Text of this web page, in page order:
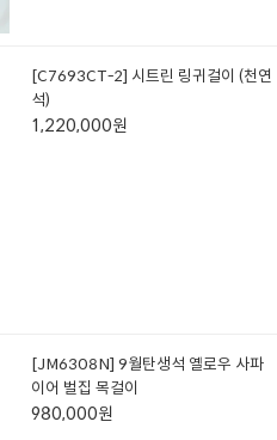
[C7693CT-2] 시트린 링귀걸이 (천연
석)
1,220,000원
[JM6308N] 9월탄생석 옐로우 사파
이어 벌집 목걸이
980,000원